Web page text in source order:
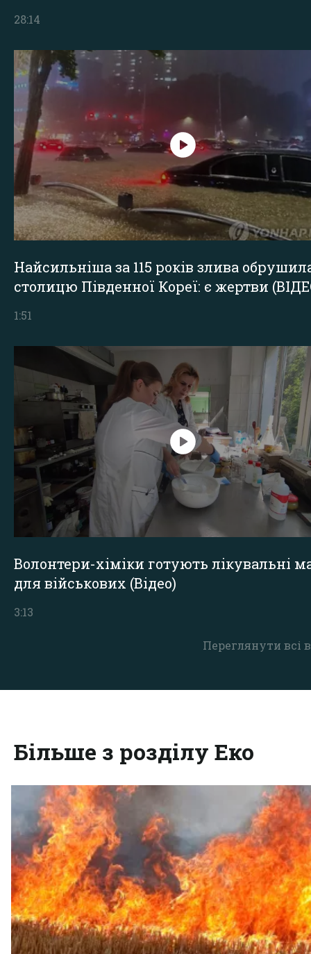
Переглянути всі
28:14
Найсильніша за 115 років злива
столицю Південної Кореї: є жертви
1:51
Волонтери-хіміки готують лікувальні
для військових (Відео)
3:13
Більше з розділу Еко